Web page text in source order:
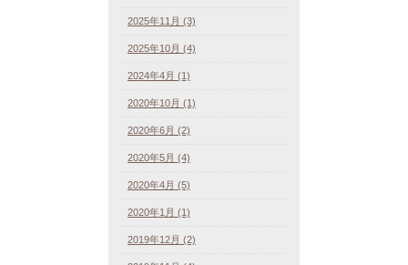
2025年11月 (3)
2025年10月 (4)
2024年4月 (1)
2020年10月 (1)
2020年6月 (2)
2020年5月 (4)
2020年4月 (5)
2020年1月 (1)
2019年12月 (2)